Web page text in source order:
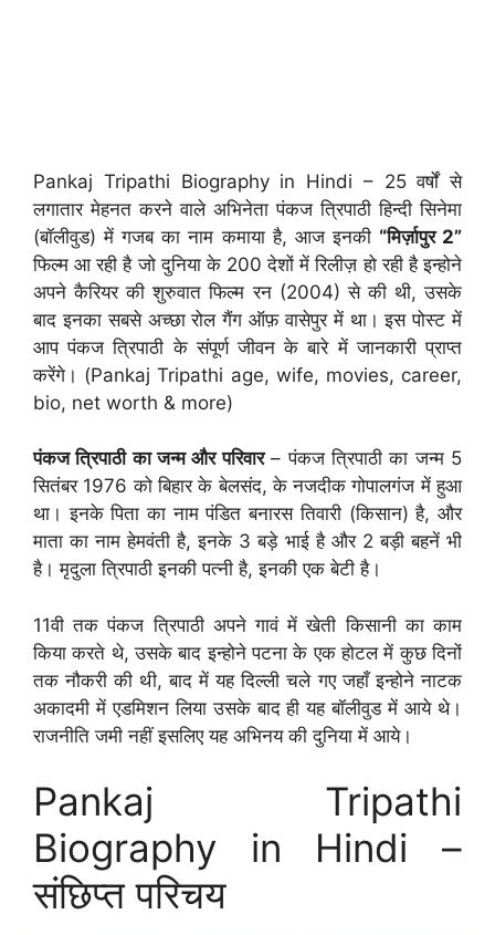
Pankaj Tripathi Biography in Hindi – 25 वर्षों से
लगातार मेहनत करने वाले अभिनेता पंकज त्रिपाठी हिन्दी सिनेमा
(बॉलीवुड) में गजब का नाम कमाया है, आज इनकी “मिर्ज़ापुर 2”
फिल्म आ रही है जो दुनिया के 200 देशों में रिलीज़ हो रही है इन्होने
अपने कैरियर की शुरुवात फिल्म रन (2004) से की थी, उसके
बाद इनका सबसे अच्छा रोल गैंग ऑफ़ वासेपुर में था। इस पोस्ट में
आप पंकज त्रिपाठी के संपूर्ण जीवन के बारे में जानकारी प्राप्त
करेंगे। (Pankaj Tripathi age, wife, movies, career,
bio, net worth & more)
पंकज त्रिपाठी का जन्म और परिवार– पंकज त्रिपाठी का जन्म 5
सितंबर 1976 को बिहार के बेलसंद, के नजदीक गोपालगंज में हुआ
था। इनके पिता का नाम पंडित बनारस तिवारी (किसान) है, और
माता का नाम हेमवंती है, इनके 3 बड़े भाई है और 2 बड़ी बहनें भी
है। मृदुला त्रिपाठी इनकी पत्नी है, इनकी एक बेटी है।
11वी तक पंकज त्रिपाठी अपने गावं में खेती किसानी का काम
किया करते थे, उसके बाद इन्होने पटना के एक होटल में कुछ दिनों
तक नौकरी की थी, बाद में यह दिल्ली चले गए जहाँ इन्होने नाटक
अकादमी में एडमिशन लिया उसके बाद ही यह बॉलीवुड में आये थे।
राजनीति जमी नहीं इसलिए यह अभिनय की दुनिया में आये।
Pankaj Tripathi
Biography in Hindi –
संछिप्त परिचय